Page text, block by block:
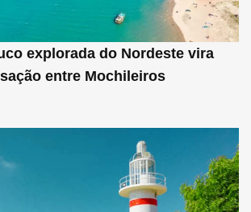
explorada do Nordeste vira
entre Mochileiros